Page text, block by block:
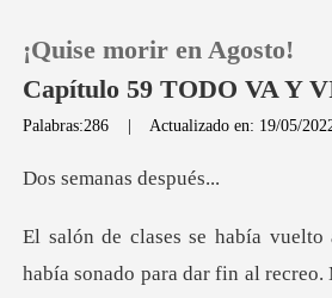
Recargar
¡Quise morir en Agosto!
Capítulo 59 TODO VA Y
Palabras:286 | Actualizado en: 19/05/
anas de
in al recreo.